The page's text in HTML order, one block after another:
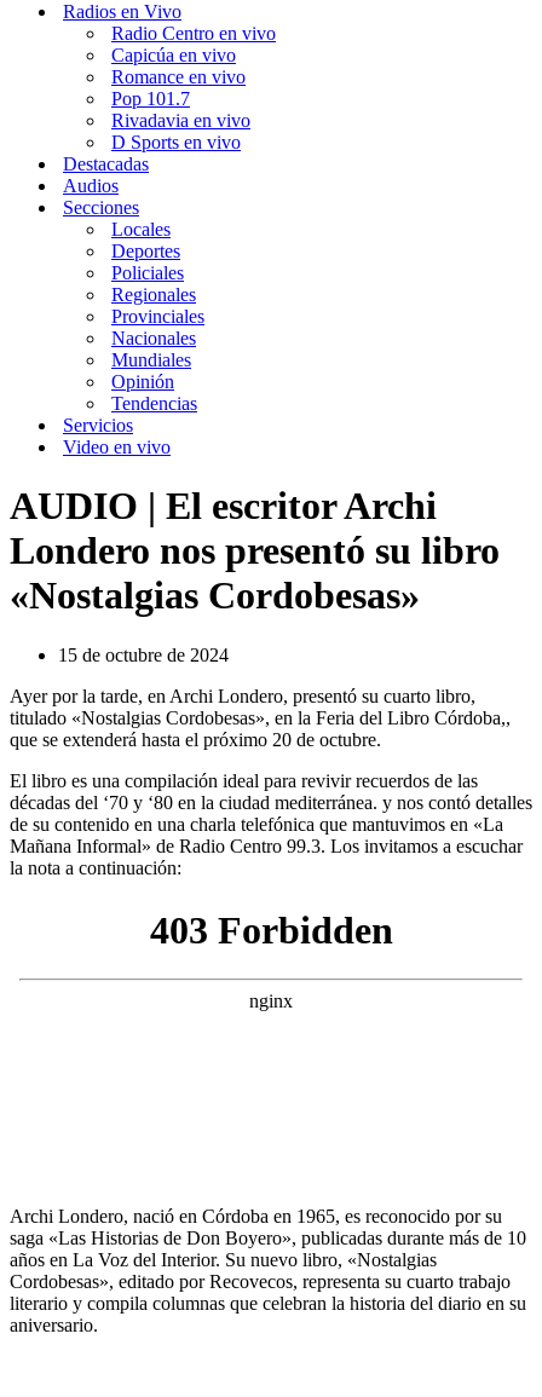
Radios en Vivo
Radio Centro en vivo
Capicúa en vivo
Romance en vivo
Pop 101.7
Rivadavia en vivo
D Sports en vivo
Destacadas
Audios
Secciones
Locales
Deportes
Policiales
Regionales
Provinciales
Nacionales
Mundiales
Opinión
Tendencias
Servicios
Video en vivo
AUDIO | El escritor Archi
Londero nos presentó su libro
«Nostalgias Cordobesas»
15 de octubre de 2024
Ayer por la tarde, en Archi Londero, presentó su cuarto libro,
titulado «Nostalgias Cordobesas», en la Feria del Libro Córdoba,,
que se extenderá hasta el próximo 20 de octubre.
El libro es una compilación ideal para revivir recuerdos de las
décadas del ‘70 y ‘80 en la ciudad mediterránea. y nos contó detalles
de su contenido en una charla telefónica que mantuvimos en «La
Mañana Informal» de Radio Centro 99.3. Los invitamos a escuchar
la nota a continuación:
Archi Londero, nació en Córdoba en 1965, es reconocido por su
saga «Las Historias de Don Boyero», publicadas durante más de 10
años en La Voz del Interior. Su nuevo libro, «Nostalgias
Cordobesas», editado por Recovecos, representa su cuarto trabajo
literario y compila columnas que celebran la historia del diario en su
aniversario.